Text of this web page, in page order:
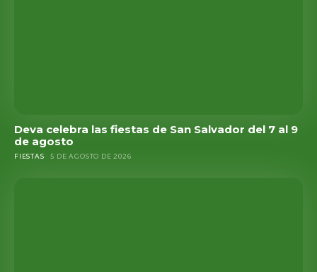
Deva celebra las fiestas de San Salvador del 7 al 9
de agosto
FIESTAS 5 DE AGOSTO DE 2026